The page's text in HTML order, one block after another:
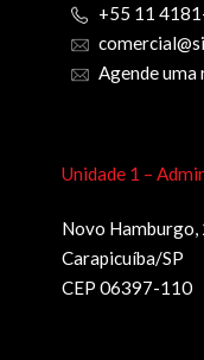
+55 11
Agende uma
Unidade 1 –
Novo Hamburgo,
Carapicuíba/SP
CEP 06397-110